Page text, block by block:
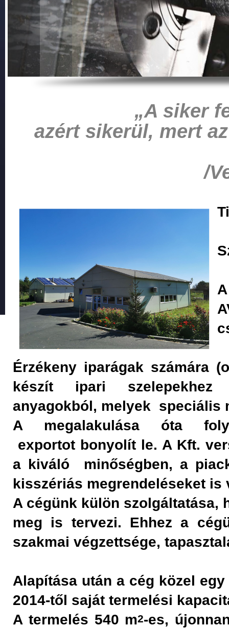
„A siker
azért sikerül, mert
/
Érzékeny iparágak számára
készít ipari szelepekhez
anyagokból, melyek speciális
A megalakulása óta
exportot bonyolít le. A Kft.
a kiváló minőségben, a
kisszériás megrendeléseket is
A cégünk külön szolgáltatása,
meg is tervezi. Ehhez a
szakmai végzettsége,
Alapítása után a cég közel
2014-től saját termelési
A termelés 540 m2-es,